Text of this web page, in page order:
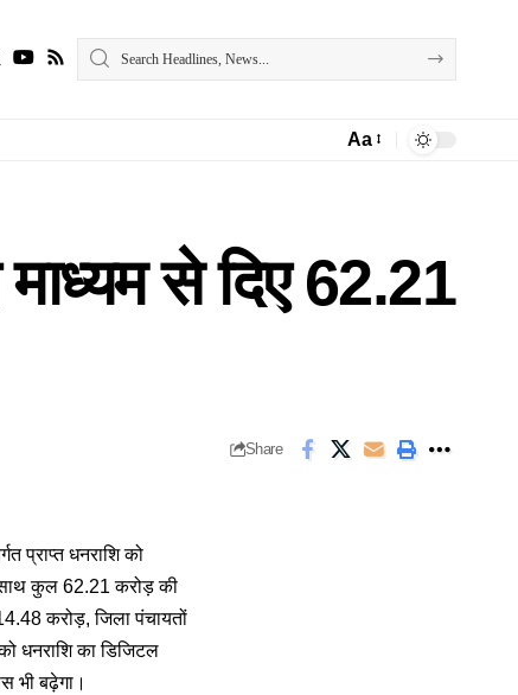
Aa
से दिए 62.21
Share
प्राप्त धनराशि को
साथ कुल 62.21 करोड़ की
करोड़, जिला पंचायतों
धनराशि का डिजिटल
भी बढ़ेगा।